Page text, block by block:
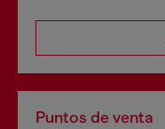
Puntos de venta